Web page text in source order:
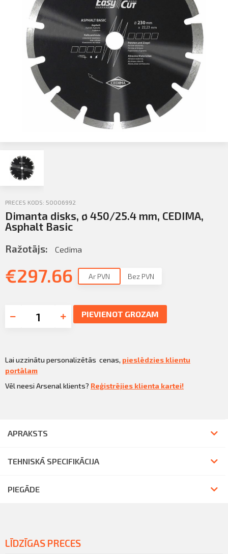
Sazināties
PIETEIKTIES
PRECES KODS: 50006992
Dimanta disks, ø 450/25.4 mm, CEDIMA,
Asphalt Basic
Ražotājs: Cedima
€297.66 Ar PVN Bez PVN
PIEVIENOT GROZAM
Lai uzzinātu personalizētās cenas, pieslēdzies klientu
portālam
Vēl neesi Arsenal klients? Reģistrējies klienta kartei!
APRAKSTS
TEHNISKĀ SPECIFIKĀCIJA
PIEGĀDE
LĪDZĪGAS PRECES